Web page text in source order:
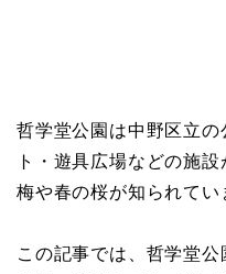
哲学堂公園は中野区立
ト・遊具広場などの施
梅や春の桜が知られてい
この記事では、哲学堂